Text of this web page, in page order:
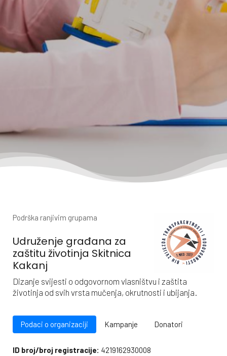
Podrška ranjivim grupama
Udruženje građana za
zaštitu životinja Skitnica
Kakanj
Dizanje svijesti o odgovornom vlasništvu i zaštita
životinja od svih vrsta mučenja, okrutnosti i ubijanja.
Podaci o organizaciji Kampanje Donatori
ID broj/broj registracije: 4219162930008